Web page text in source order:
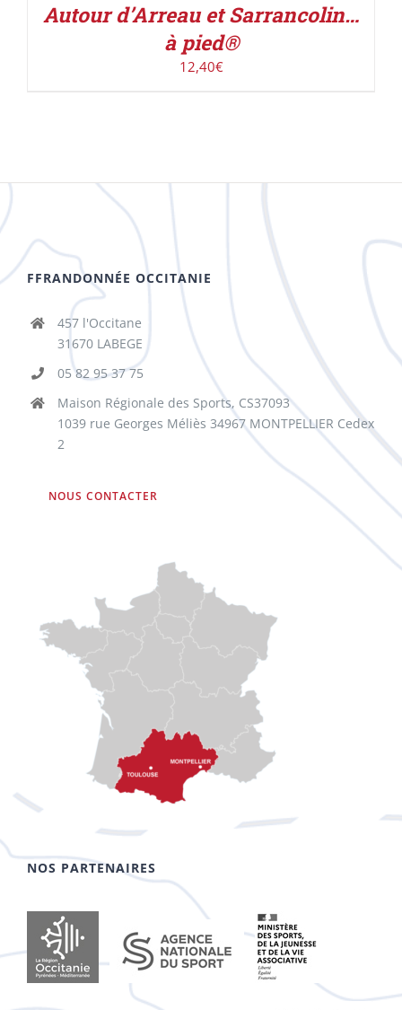
Autour d’Arreau et Sarrancolin…
à pied®
12,40€
FFRANDONNÉE OCCITANIE
457 l'Occitane
31670 LABEGE
05 82 95 37 75
Maison Régionale des Sports, CS37093
1039 rue Georges Méliès 34967 MONTPELLIER Cedex
2
NOUS CONTACTER
NOS PARTENAIRES